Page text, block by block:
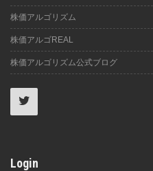
株価アルゴリズム
株価アルゴREAL
株価アルゴリズム公式ブログ
Login